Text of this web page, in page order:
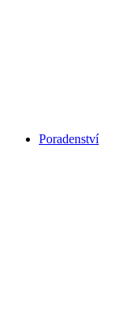
Poradenství